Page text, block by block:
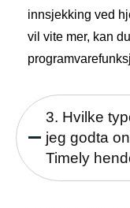
innsjekking ved
vil vite mer, kan
3. Hvilke
jeg godta
Timely